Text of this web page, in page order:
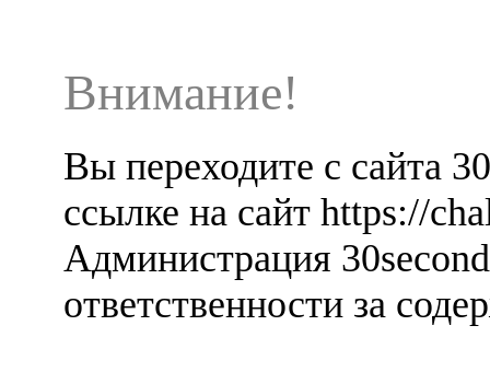
Внимание!
Вы переходите с сайта
ссылке на сайт https://
Администрация
ответственности за